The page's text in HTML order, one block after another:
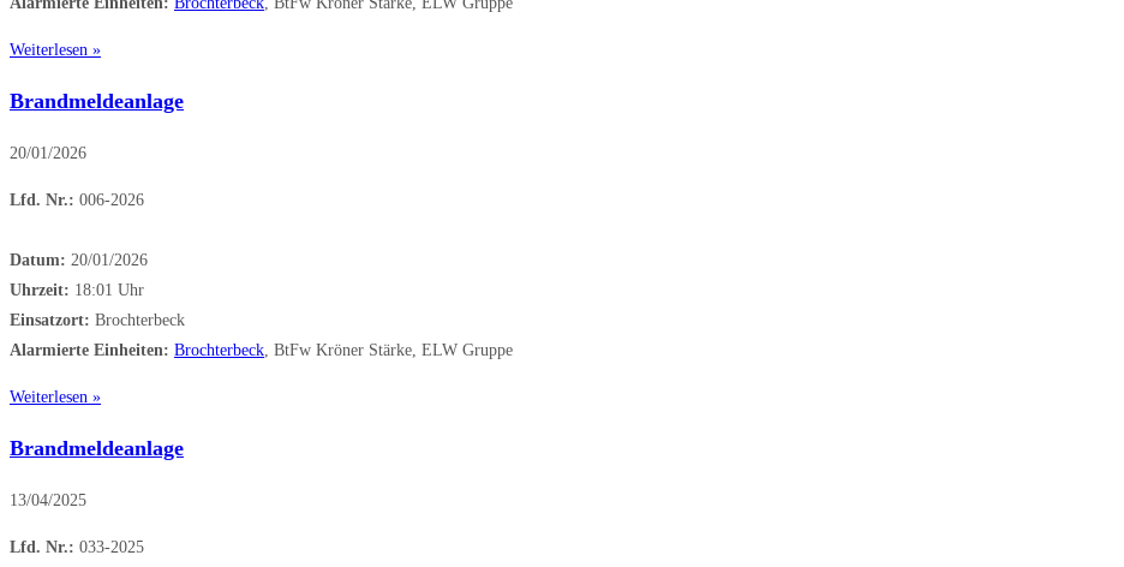
Weiterlesen »
Brandmeldeanlage
20/01/2026
Lfd. Nr.: 006-2026
Datum: 20/01/2026
Uhrzeit: 18:01 Uhr
Einsatzort: Brochterbeck
Alarmierte Einheiten: Brochterbeck , BtFw Kröner Stärke, ELW Gruppe
Weiterlesen »
Brandmeldeanlage
13/04/2025
Lfd. Nr.: 033-2025